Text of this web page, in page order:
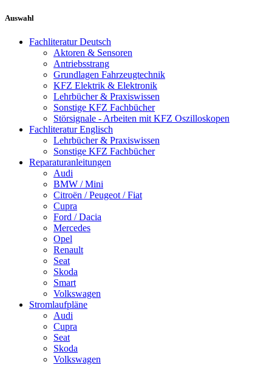
Auswahl
Fachliteratur Deutsch
Aktoren & Sensoren
Antriebsstrang
Grundlagen Fahrzeugtechnik
KFZ Elektrik & Elektronik
Lehrbücher & Praxiswissen
Sonstige KFZ Fachbücher
Störsignale - Arbeiten mit KFZ Oszilloskopen
Fachliteratur Englisch
Lehrbücher & Praxiswissen
Sonstige KFZ Fachbücher
Reparaturanleitungen
Audi
BMW / Mini
Citroën / Peugeot / Fiat
Cupra
Ford / Dacia
Mercedes
Opel
Renault
Seat
Skoda
Smart
Volkswagen
Stromlaufpläne
Audi
Cupra
Seat
Skoda
Volkswagen